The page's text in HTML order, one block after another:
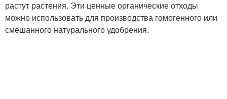
растут растения. Эти ценные органические отходы
можно использовать для производства гомогенного или
смешанного натурального удобрения.